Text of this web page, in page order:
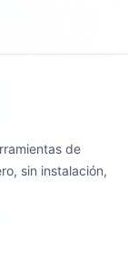
de
sin instalación,